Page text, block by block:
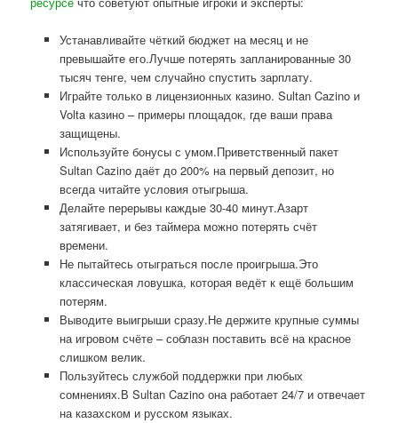
Устанавливайте чёткий бюджет на месяц и не
превышайте его.Лучше потерять запланированные 30
тысяч тенге, чем случайно спустить зарплату.
Играйте только в лицензионных казино. Sultan Cazino и
Volta казино – примеры площадок, где ваши права
защищены.
Используйте бонусы с умом.Приветственный пакет
Sultan Cazino даёт до 200% на первый депозит, но
всегда читайте условия отыгрыша.
Делайте перерывы каждые 30-40 минут.Азарт
затягивает, и без таймера можно потерять счёт
времени.
Не пытайтесь отыграться после проигрыша.Это
классическая ловушка, которая ведёт к ещё большим
потерям.
Выводите выигрыши сразу.Не держите крупные суммы
на игровом счёте – соблазн поставить всё на красное
слишком велик.
Пользуйтесь службой поддержки при любых
сомнениях.В Sultan Cazino она работает 24/7 и отвечает
на казахском и русском языках.